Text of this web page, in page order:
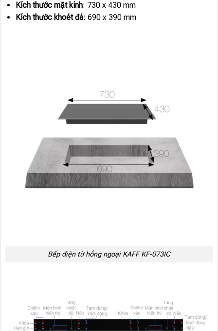
Kích thước mặt kính: 730 x 430 mm
Kích thước khoét đá: 690 x 390 mm
Bếp điện từ hồng ngoại KAFF KF-073IC